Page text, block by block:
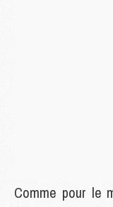
Comme pour le